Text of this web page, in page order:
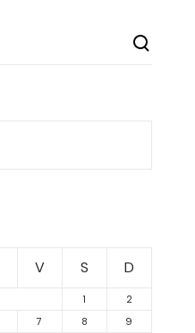
V S D
1
2
7 8
9